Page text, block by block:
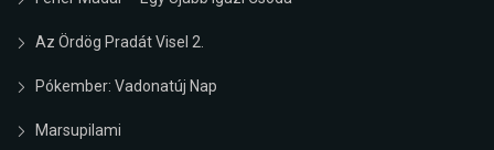
Az Ördög Pradát Visel 2.
Pókember: Vadonatúj Nap
Marsupilami